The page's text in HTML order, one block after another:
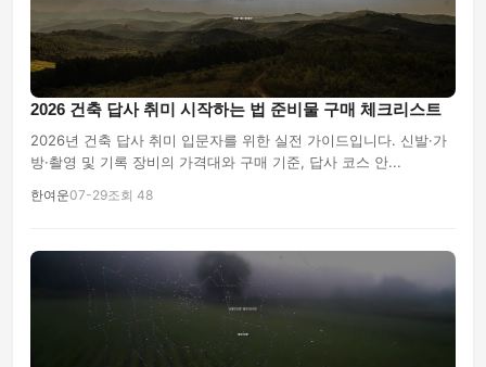
2026 건축 답사 취미 시작하는 법 준비물 구매 체크리스트
2026년 건축 답사 취미 입문자를 위한 실전 가이드입니다. 신발·가
방·촬영 및 기록 장비의 가격대와 구매 기준, 답사 코스 안...
한여운07-29조회 48